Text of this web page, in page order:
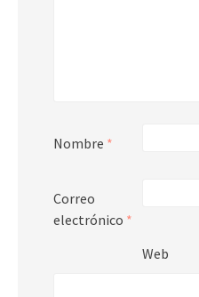
Nombre *
Correo
electrónico *
Web